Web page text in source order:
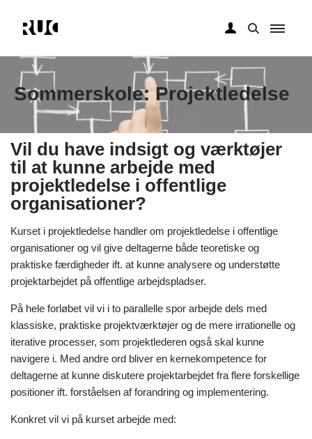
hovedindhold
Sommerskole: Projektledelse
Vil du have indsigt og værktøjer
til at kunne arbejde med
projektledelse i offentlige
organisationer?
Kurset i projektledelse handler om projektledelse i offentlige
organisationer og vil give deltagerne både teoretiske og
praktiske færdigheder ift. at kunne analysere og understøtte
projektarbejdet på offentlige arbejdspladser.
På hele forløbet vil vi i to parallelle spor arbejde dels med
klassiske, praktiske projektværktøjer og de mere irrationelle og
iterative processer, som projektlederen også skal kunne
navigere i. Med andre ord bliver en kernekompetence for
deltagerne at kunne diskutere projektarbejdet fra flere forskellige
positioner ift. forståelsen af forandring og implementering.
Konkret vil vi på kurset arbejde med: